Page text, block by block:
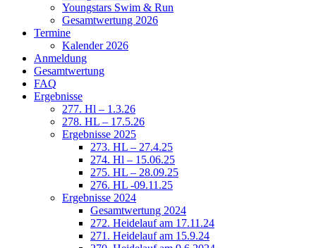
Youngstars Swim & Run
Gesamtwertung 2026
Termine
Kalender 2026
Anmeldung
Gesamtwertung
FAQ
Ergebnisse
277. Hl – 1.3.26
278. HL – 17.5.26
Ergebnisse 2025
273. HL – 27.4.25
274. Hl – 15.06.25
275. HL – 28.09.25
276. HL -09.11.25
Ergebnisse 2024
Gesamtwertung 2024
272. Heidelauf am 17.11.24
271. Heidelauf am 15.9.24